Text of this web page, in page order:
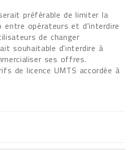
préférable de limiter la
entre opérateurs et d'interdire
de changer
souhaitable d'interdire à
ses offres.
de licence UMTS accordée à